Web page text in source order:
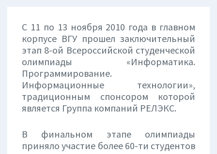
С 11 по 13 ноября 2010 года в главном
корпусе ВГУ прошел заключительный
этап 8-ой Всероссийской студенческой
олимпиады «Информатика.
Программирование.
Информационные технологии»,
традиционным спонсором которой
является Группа компаний РЕЛЭКС.
В финальном этапе олимпиады
приняло участие более 60-ти студентов